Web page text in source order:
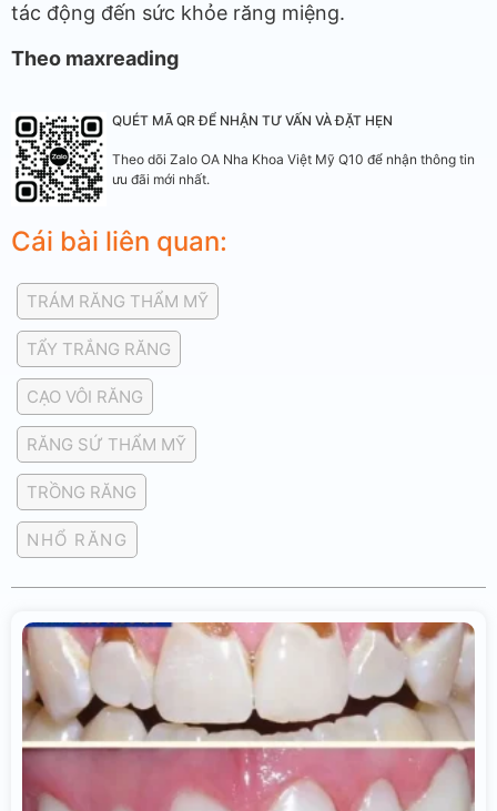
tác động đến sức khỏe răng miệng.
Theo maxreading
QUÉT MÃ QR ĐỂ NHẬN TƯ VẤN VÀ ĐẶT HẸN
Theo dõi Zalo OA Nha Khoa Việt Mỹ Q10 để nhận thông tin
ưu đãi mới nhất.
Cái bài liên quan:
TRÁM RĂNG THẨM MỸ
TẨY TRẮNG RĂNG
CẠO VÔI RĂNG
RĂNG SỨ THẨM MỸ
TRỒNG RĂNG
NHỔ RĂNG